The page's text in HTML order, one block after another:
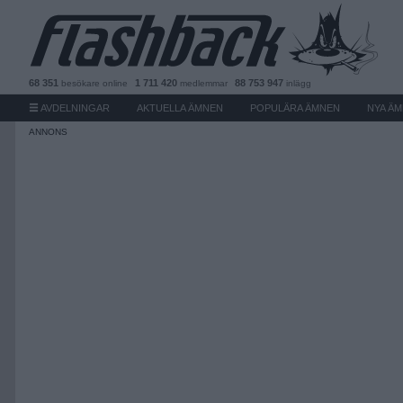
68 351 besökare online 1 711 420 medlemmar 88 753 947 inlägg
AVDELNINGAR AKTUELLA ÄMNEN POPULÄRA ÄMNEN NYA